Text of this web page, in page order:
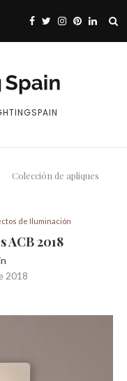
Colección de apliques
de Iluminación
ACB 2018
2018